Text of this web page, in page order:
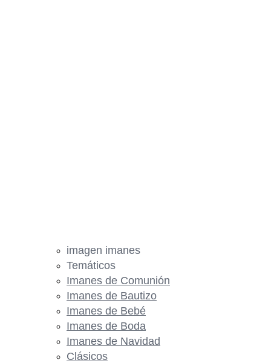
imagen imanes
Temáticos
Imanes de Comunión
Imanes de Bautizo
Imanes de Bebé
Imanes de Boda
Imanes de Navidad
Clásicos